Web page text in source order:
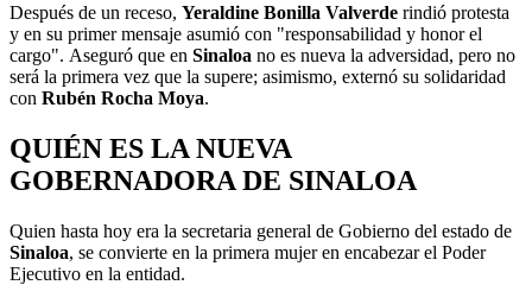
Después de un receso, Yeraldine Bonilla Valverde rindió protesta
y en su primer mensaje asumió con "responsabilidad y honor el
cargo". Aseguró que en Sinaloa no es nueva la adversidad, pero no
será la primera vez que la supere; asimismo, externó su solidaridad
con Rubén Rocha Moya.
QUIÉN ES LA NUEVA
GOBERNADORA DE SINALOA
Quien hasta hoy era la secretaria general de Gobierno del estado de
Sinaloa, se convierte en la primera mujer en encabezar el Poder
Ejecutivo en la entidad.